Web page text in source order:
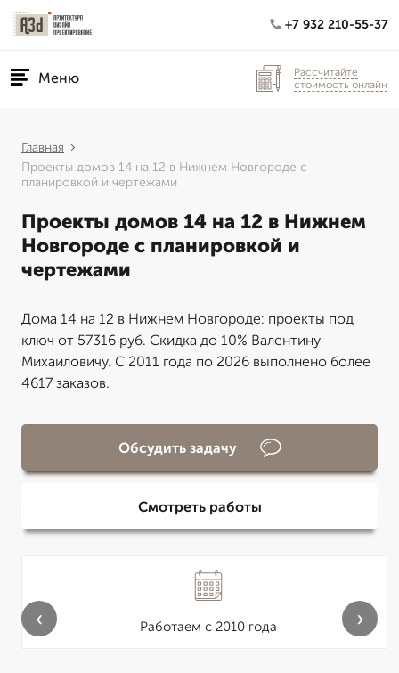
+7 932 210-55-37
Меню
Рассчитайте
стоимость онлайн
Главная
Проекты домов 14 на 12 в Нижнем Новгороде с
планировкой и чертежами
Проекты домов 14 на 12 в Нижнем
Новгороде с планировкой и
чертежами
Дома 14 на 12 в Нижнем Новгороде: проекты под
ключ от 57316 руб. Скидка до 10% Валентину
Михаиловичу. С 2011 года по 2026 выполнено более
4617 заказов.
Обсудить задачу
Смотреть работы
Работаем с 2010 года
‹ ›